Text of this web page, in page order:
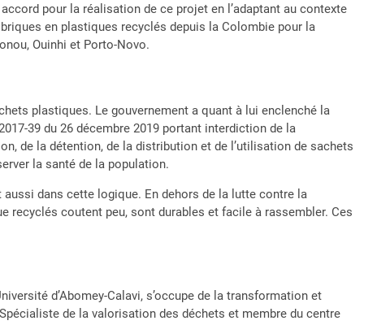
pour la réalisation de ce projet en l’adaptant au contexte
en plastiques recyclés depuis la Colombie pour la
Ouinhi et Porto-Novo.
plastiques. Le gouvernement a quant à lui enclenché la
39 du 26 décembre 2019 portant interdiction de la
de la détention, de la distribution et de l’utilisation de sachets
la santé de la population.
dans cette logique. En dehors de la lutte contre la
recyclés coutent peu, sont durables et facile à rassembler. Ces
d’Abomey-Calavi, s’occupe de la transformation et
de la valorisation des déchets et membre du centre